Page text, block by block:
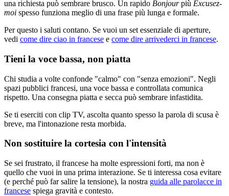
una richiesta può sembrare brusco. Un rapido Bonjourpiù Excusez-
moi spesso funziona meglio di una frase più lunga e formale.
Per questo i saluti contano. Se vuoi un set essenziale di aperture,
vedi come dire ciao in francese e come dire arrivederci in francese.
Tieni la voce bassa, non piatta
Chi studia a volte confonde "calmo" con "senza emozioni". Negli
spazi pubblici francesi, una voce bassa e controllata comunica
rispetto. Una consegna piatta e secca può sembrare infastidita.
Se ti eserciti con clip TV, ascolta quanto spesso la parola di scusa è
breve, ma l'intonazione resta morbida.
Non sostituire la cortesia con l'intensità
Se sei frustrato, il francese ha molte espressioni forti, ma non è
quello che vuoi in una prima interazione. Se ti interessa cosa evitare
(e perché può far salire la tensione), la nostra guida alle parolacce in
francese spiega gravità e contesto.